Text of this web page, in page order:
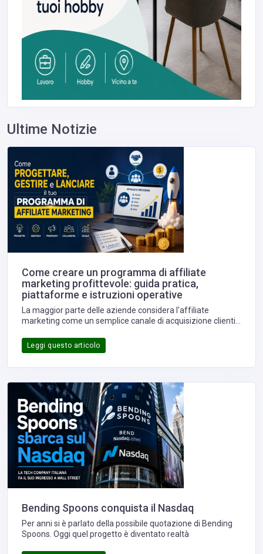
Ultime Notizie
Come creare un programma di affiliate
marketing profittevole: guida pratica,
piattaforme e istruzioni operative
La maggior parte delle aziende considera l'affiliate
marketing come un semplice canale di acquisizione clienti.
vero e proprio modello di crescita, capace di trasformare
blogger, creator, influencer, comparatori di prezzo, editori e
concreti. È come avere una forza vendita che non costa
nulla finché non produce fatturato.
Leggi questo articolo
Bending Spoons conquista il Nasdaq
Per anni si è parlato della possibile quotazione di Bending
Spoons. Oggi quel progetto è diventato realtà